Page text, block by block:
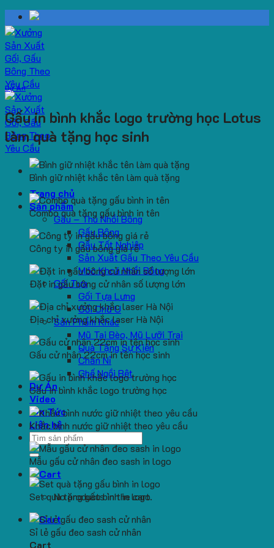
Skip
to
content
Trang chủ
Sản phẩm
Gấu – Thú Nhồi Bông
Gấu Bông
Gấu Tốt Nghiệp
Sản Xuất Gấu Theo Yêu Cầu
Móc Khoá Nhồi Bông
Gối Tựa
Gối Tựa Lưng
Gối Chữ U
Sản Phẩm Khác
Mũ Tai Bèo, Mũ Lưỡi Trai
Quà Tặng Sự Kiện
Chăn Nỉ
Ghế Ngồi Bệt
Dự Án
Video
Tin Tức
Liên hệ
Search
for:
No products in the cart.
Cart
Dự Án
Gấu in bình khắc logo trường học Lotus
làm quà tặng học sinh
Bình giữ nhiệt khắc tên làm quà tặng
Combo quà tặng gấu bình in tên
Công ty in gấu bông giá rẻ
Đặt in gấu bông cử nhân số lượng lớn
Địa chỉ xưởng khắc laser Hà Nội
Gấu cử nhân 22cm in tên học sinh
Gấu in bình khắc logo trường học
Khắc bình nước giữ nhiệt theo yêu cầu
Mẫu gấu cử nhân đeo sash in logo
Set quà tặng gấu bình in logo
Sỉ lẻ gấu đeo sash cử nhân